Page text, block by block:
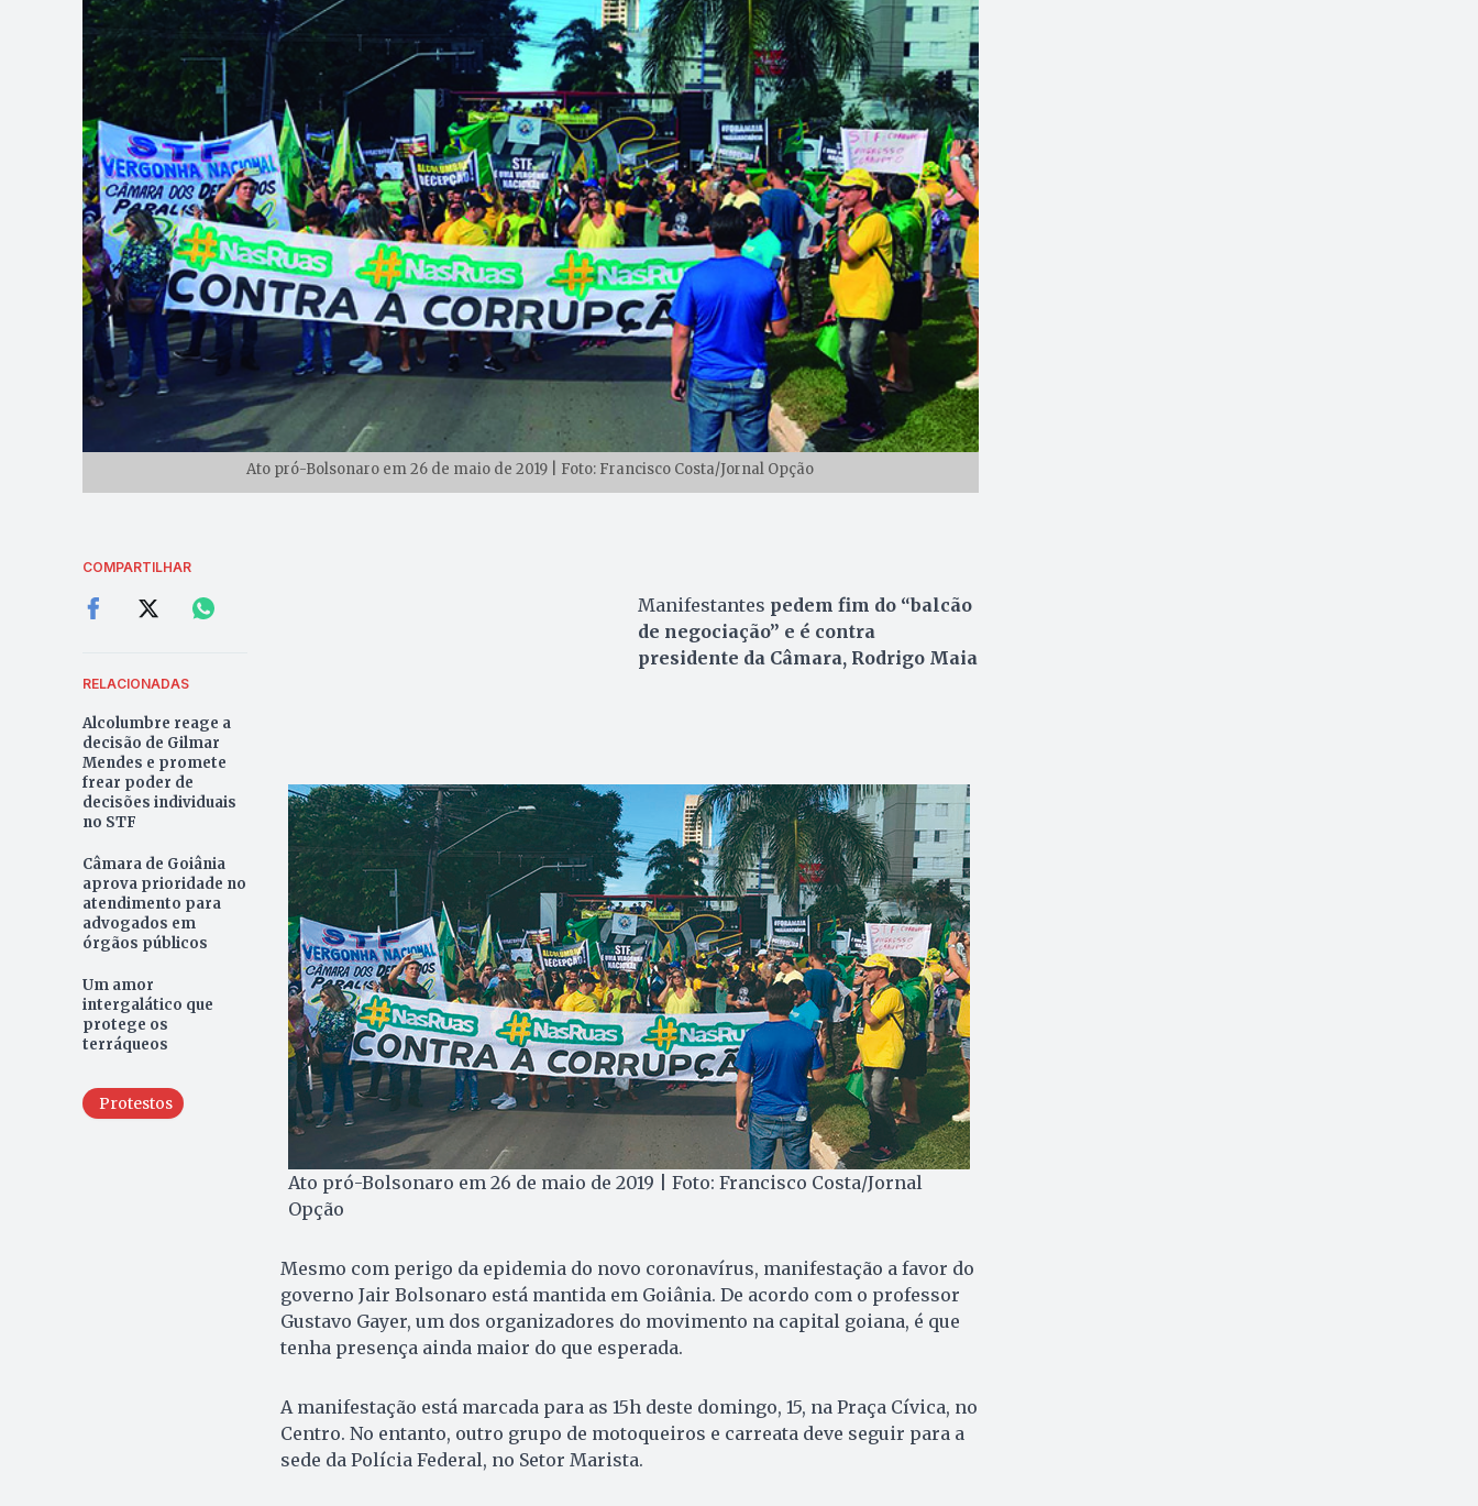
Ato pró-Bolsonaro em 26 de maio de 2019 | Foto: Francisco Costa/Jornal Opção
COMPARTILHAR
RELACIONADAS
Alcolumbre reage a
decisão de Gilmar
Mendes e promete
frear poder de
decisões individuais
no STF
Câmara de Goiânia
aprova prioridade no
atendimento para
advogados em
órgãos públicos
Um amor
intergalático que
protege os
terráqueos
Protestos
Manifestantes pedem fim do “balcão
de negociação” e é contra
presidente da Câmara, Rodrigo Maia
Ato pró-Bolsonaro em 26 de maio de 2019 | Foto: Francisco Costa/Jornal
Opção
Mesmo com perigo da epidemia do novo coronavírus, manifestação a favor do
governo Jair Bolsonaro está mantida em Goiânia. De acordo com o professor
Gustavo Gayer, um dos organizadores do movimento na capital goiana, é que
tenha presença ainda maior do que esperada.
A manifestação está marcada para as 15h deste domingo, 15, na Praça Cívica, no
Centro. No entanto, outro grupo de motoqueiros e carreata deve seguir para a
sede da Polícia Federal, no Setor Marista.